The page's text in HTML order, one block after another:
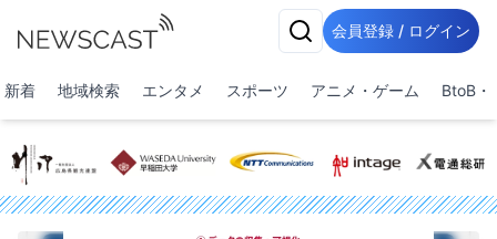
会員登録 / ログイン
新着 地域検索 エンタメ スポーツ アニメ・ゲーム BtoB・